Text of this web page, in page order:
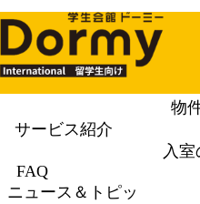
物
サービス紹介
入
FAQ
ニュース＆トピッ
ニュース＆